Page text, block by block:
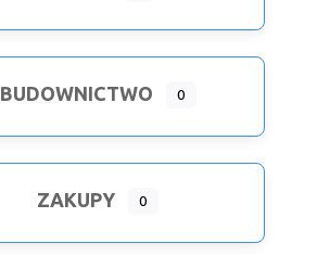
BUDOWNICTWO 0
ZAKUPY 0